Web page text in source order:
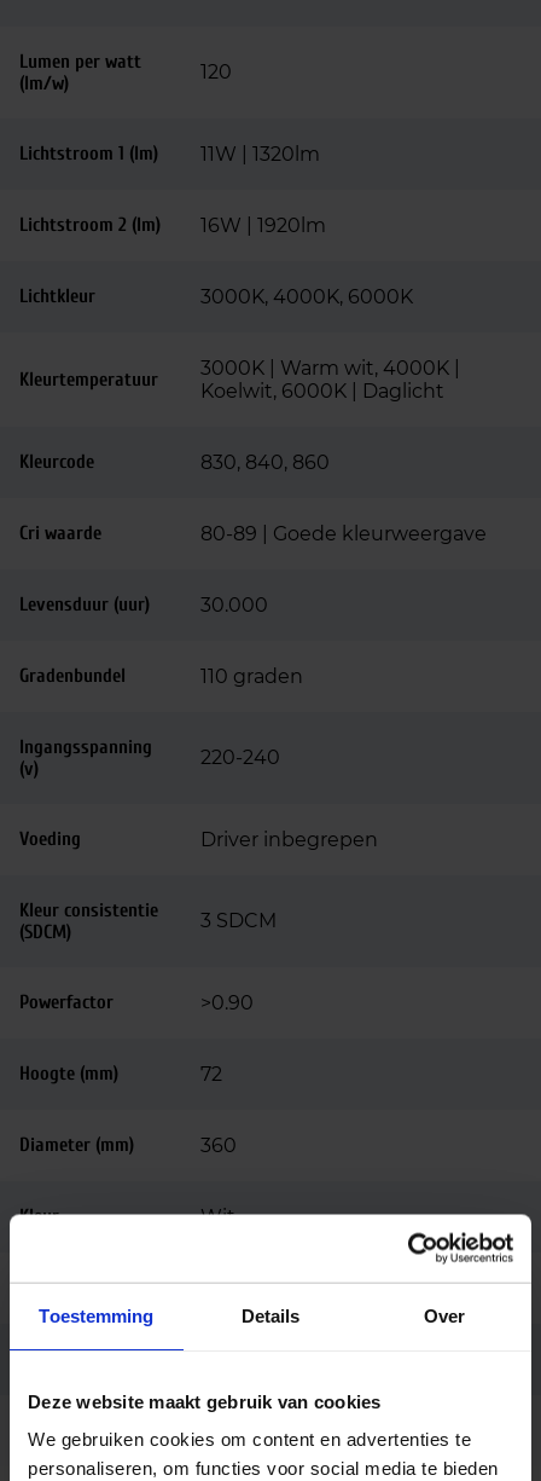
Toestemming Details Over
Deze website maakt gebruik van cookies
We gebruiken cookies om content en advertenties te
personaliseren, om functies voor social media te bieden
Lumen per watt
(lm/w)
120
Lichtstroom 1 (lm) 11W | 1320lm
Lichtstroom 2 (lm) 16W | 1920lm
Lichtkleur 3000K, 4000K, 6000K
Kleurtemperatuur
3000K | Warm wit, 4000K |
Koelwit, 6000K | Daglicht
Kleurcode 830, 840, 860
Cri waarde 80-89 | Goede kleurweergave
Levensduur (uur) 30.000
Gradenbundel 110 graden
Ingangsspanning
(v)
220-240
Voeding Driver inbegrepen
Kleur consistentie
(SDCM)
3 SDCM
Powerfactor >0.90
Hoogte (mm) 72
Diameter (mm) 360
Kleur Wit
Montage Opbouw
Code LU071080